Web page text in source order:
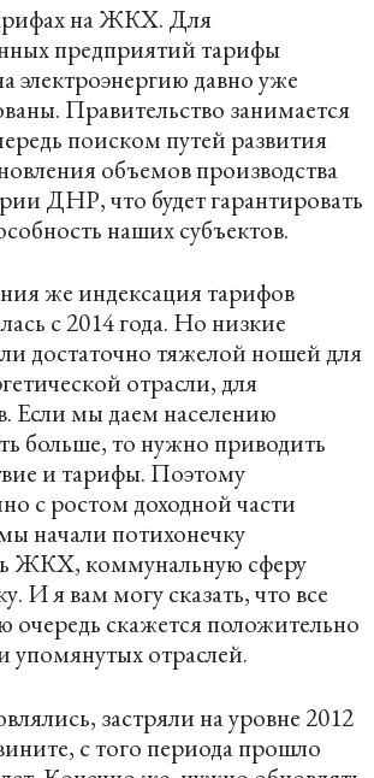
на ЖКХ. Для
предприятий тарифы
электроэнергию давно уже
Правительство занимается
поиском путей развития
объемов производства
ДНР, что будет гарантировать
наших субъектов.
же индексация тарифов
с 2014 года. Но низкие
достаточно тяжелой ношей для
отрасли, для
Если мы даем населению
больше, то нужно приводить
и тарифы. Поэтому
с ростом доходной части
начали потихонечку
ЖКХ, коммунальную сферу
И я вам могу сказать, что все
очередь скажется положительно
упомянутых отраслей.
застряли на уровне 2012
с того периода прошло